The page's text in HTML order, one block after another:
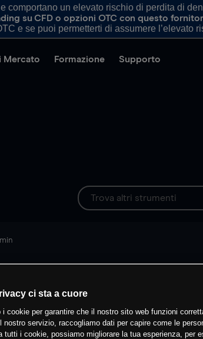
comportano un elevato rischio di perdita di
su CFD o opzioni OTC con questo
e se puoi permetterti di assumere l’elevato
Mercato Formazione Supporto
ci sta a cuore
i cookie per garantire che il nostro sito web funzioni
nostro servizio, raccogliamo dati per capire come le
tutti i cookie, possiamo migliorare la tua esperienza, per